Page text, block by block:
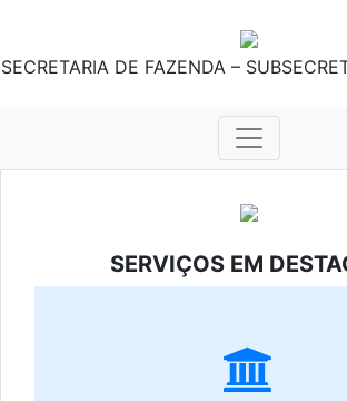
SECRETARIA DE FAZENDA –
SERVIÇOS EM